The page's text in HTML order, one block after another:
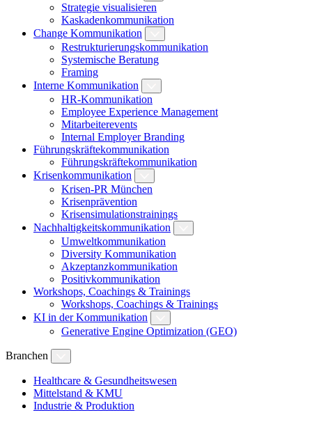
Strategie visualisieren
Kaskadenkommunikation
Change Kommunikation
Restrukturierungskommunikation
Systemische Beratung
Framing
Interne Kommunikation
HR-Kommunikation
Employee Experience Management
Mitarbeiterevents
Internal Employer Branding
Führungskräftekommunikation
Führungskräftekommunikation
Krisenkommunikation
Krisen-PR München
Krisenprävention
Krisensimulationstrainings
Nachhaltigkeitskommunikation
Umweltkommunikation
Diversity Kommunikation
Akzeptanzkommunikation
Positivkommunikation
Workshops, Coachings & Trainings
Workshops, Coachings & Trainings
KI in der Kommunikation
Generative Engine Optimization (GEO)
Branchen
Healthcare & Gesundheitswesen
Mittelstand & KMU
Industrie & Produktion